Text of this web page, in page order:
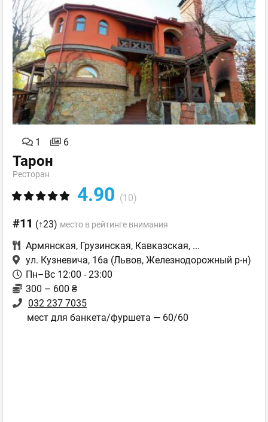
1 6
Тарон
Ресторан
4.90 (10)
#11 (↑23) место в рейтинге внимания
Армянская, Грузинская, Кавказская, ...
ул. Кузневича, 16а (Львов, Железнодорожный р-н)
Пн–Вс 12:00 - 23:00
300 – 600 ₴
032 237 7035
мест для банкета/фуршета — 60/60